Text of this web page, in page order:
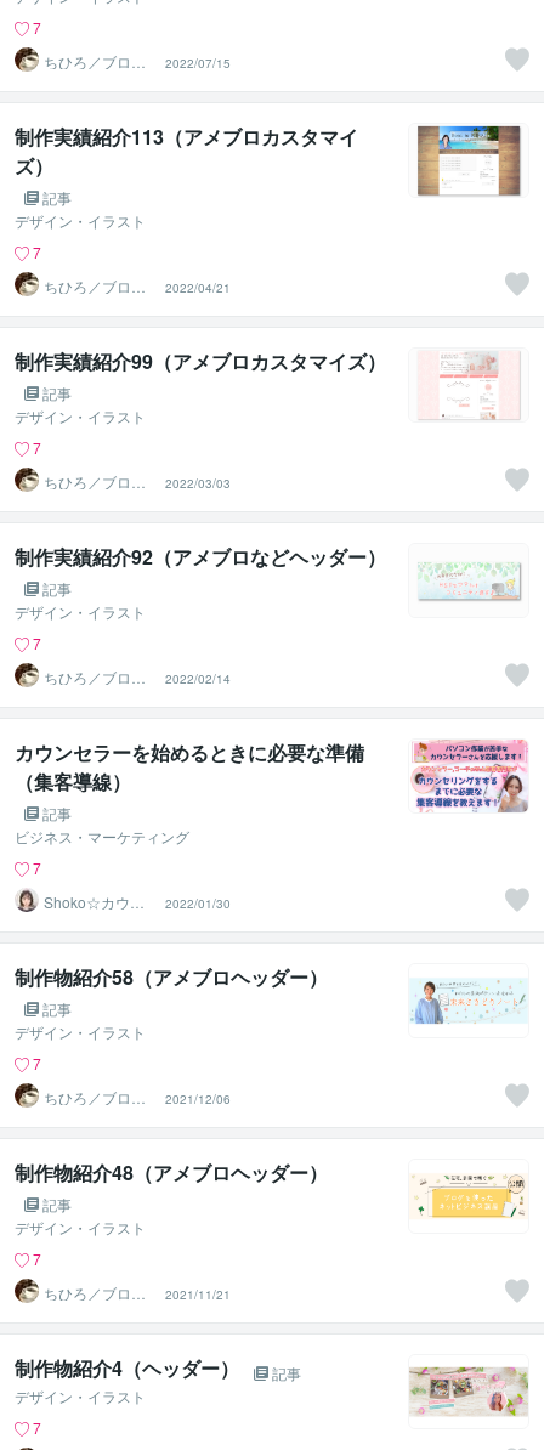
7
ちひろ／ブログ
にもサンプルあ
ります
2022/07/15
制作実績紹介113（アメブロカスタマイ
ズ）
記事
デザイン・イラスト
7
ちひろ／ブログ
にもサンプルあ
ります
2022/04/21
制作実績紹介99（アメブロカスタマイズ）
記事
デザイン・イラスト
7
ちひろ／ブログ
にもサンプルあ
ります
2022/03/03
制作実績紹介92（アメブロなどヘッダー）
記事
デザイン・イラスト
7
ちひろ／ブログ
にもサンプルあ
ります
2022/02/14
カウンセラーを始めるときに必要な準備
（集客導線）
記事
ビジネス・マーケティング
7
Shoko☆カウン
セラー起業お助
け隊
2022/01/30
制作物紹介58（アメブロヘッダー）
記事
デザイン・イラスト
7
ちひろ／ブログ
にもサンプルあ
ります
2021/12/06
制作物紹介48（アメブロヘッダー）
記事
デザイン・イラスト
7
ちひろ／ブログ
にもサンプルあ
ります
2021/11/21
制作物紹介4（ヘッダー）
記事
デザイン・イラスト
7